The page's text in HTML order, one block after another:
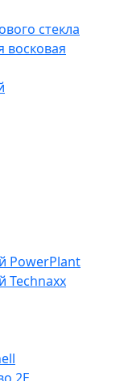
стекла
восковая
PowerPlant
Technaxx